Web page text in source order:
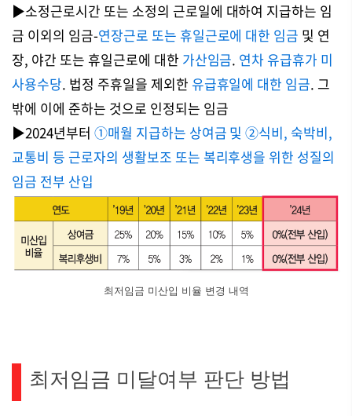
▶소정근로시간 또는 소정의 근로일에 대하여 지급하는 임
금 이외의 임금-연장근로 또는 휴일근로에 대한 임금 및 연
장, 야간 또는 휴일근로에 대한 가산임금. 연차 유급휴가 미
사용수당. 법정 주휴일을 제외한 유급휴일에 대한 임금. 그
밖에 이에 준하는 것으로 인정되는 임금
▶2024년부터 ①매월 지급하는 상여금 및 ②식비, 숙박비,
교통비 등 근로자의 생활보조 또는 복리후생을 위한 성질의
임금 전부 산입
최저임금 미산입 비율 변경 내역
최저임금 미달여부 판단 방법